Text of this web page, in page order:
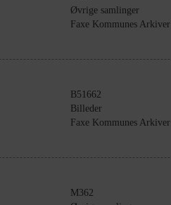
Øvrige samlinger
Faxe Kommunes Arkiver
B51662
Billeder
Faxe Kommunes Arkiver
M362